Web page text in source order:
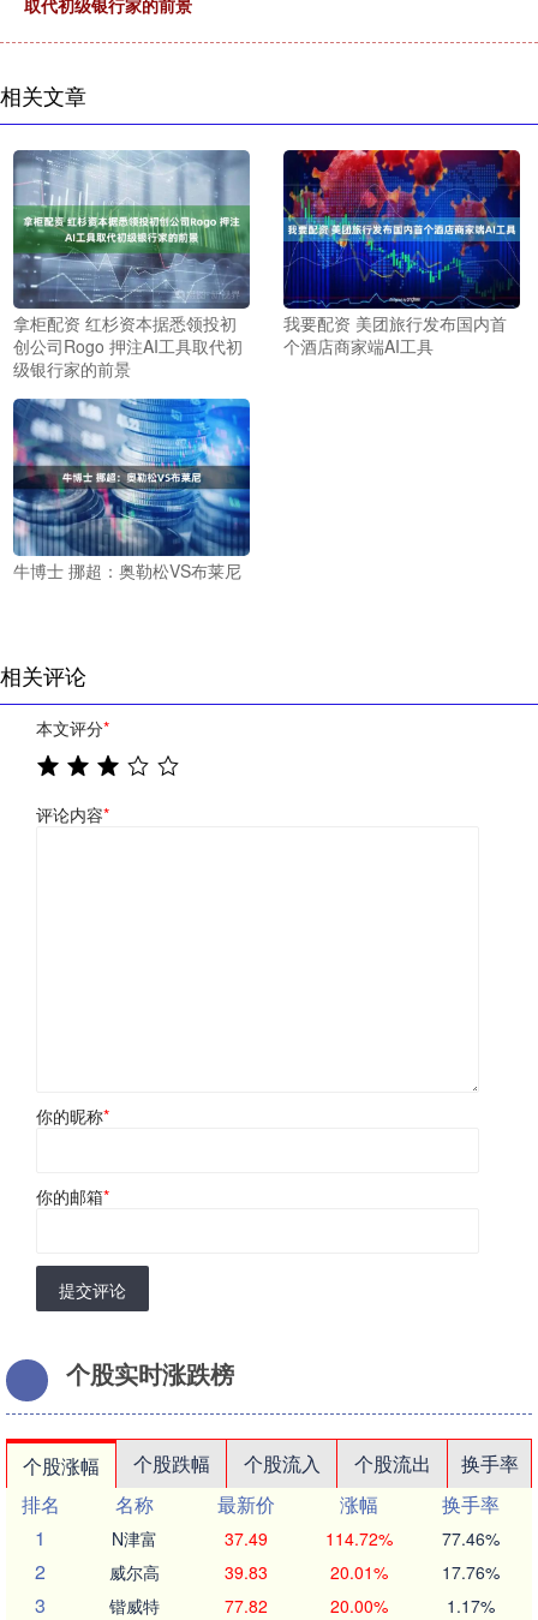
取代初级银行家的前景
相关文章
拿柜配资 红杉资本据悉领投初
创公司Rogo 押注AI工具取代初
级银行家的前景
我要配资 美团旅行发布国内首
个酒店商家端AI工具
牛博士 挪超：奥勒松VS布莱尼
相关评论
本文评分*
评论内容*
你的昵称*
你的邮箱*
提交评论
个股实时涨跌榜
个股涨幅 个股跌幅 个股流入 个股流出
换手率
排名
名称 最新价 涨幅
换手率
1
N津富 37.49 114.72% 77.46%
2 威尔高 39.83 20.01% 17.76%
3 锴威特 77.82 20.00% 1.17%